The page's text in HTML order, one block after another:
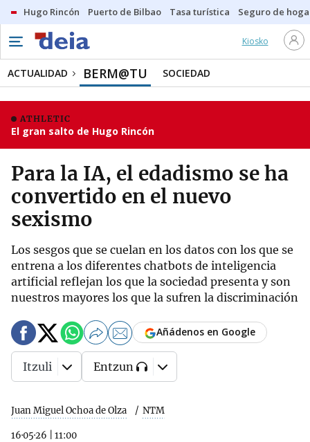
Hugo Rincón Puerto de Bilbao Tasa turística Seguro de
Kiosko
ACTUALIDAD BERM@TU SOCIEDAD
ATHLETIC
El gran salto de Hugo Rincón
Para la IA, el edadismo se ha
convertido en el nuevo
sexismo
Los sesgos que se cuelan en los datos con los que se
entrena a los diferentes chatbots de inteligencia
artificial reflejan los que la sociedad presenta y son
nuestros mayores los que la sufren la discriminación
Juan Miguel Ochoa de Olza NTM
16·05·26 11:00
Añádenos en Google
Itzuli Entzun